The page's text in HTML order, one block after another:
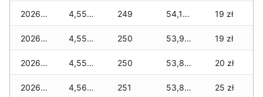
2026-04-15 4,550 zł 249 54,140 zł 19 zł
2026-04-14 4,550 zł 250 53,900 zł 19 zł
2026-04-13 4,550 zł 250 53,860 zł 20 zł
2026-04-12 4,560 zł 251 53,810 zł 25 zł